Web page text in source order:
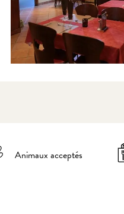
Animaux acceptés